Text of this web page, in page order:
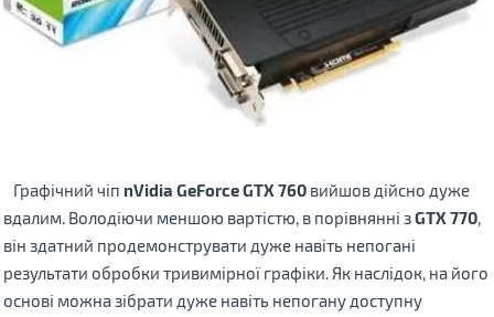
Графічний чіп nVidia GeForce GTX 760вийшов дійсно дуже
вдалим. Володіючи меншою вартістю, в порівнянні зGTX 770,
він здатний продемонструвати дуже навіть непогані
результати обробки тривимірної графіки. Як наслідок, на його
основі можна зібрати дуже навіть непогану доступну